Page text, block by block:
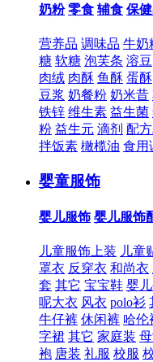
奶粉 零食 辅食 保
营养品 调味品 牛奶
糖 软糖 泡芙条 溶豆
肉绒 肉酥 鱼酥 蛋酥
豆浆 奶餐粉 奶米昔
铁锌 维生素 益生菌
粉 益生元 滴剂 配
拌饭素 橄榄油 食用
婴童服饰
婴儿服饰 婴儿服饰
儿童服饰上装 儿童
罩衣 反穿衣 和尚衣
套 其它 宝宝鞋 婴
呢大衣 风衣 polo衫
牛仔裤 休闲裤 哈伦
字裙 其它 家庭装
袍 唐装 礼服 校服